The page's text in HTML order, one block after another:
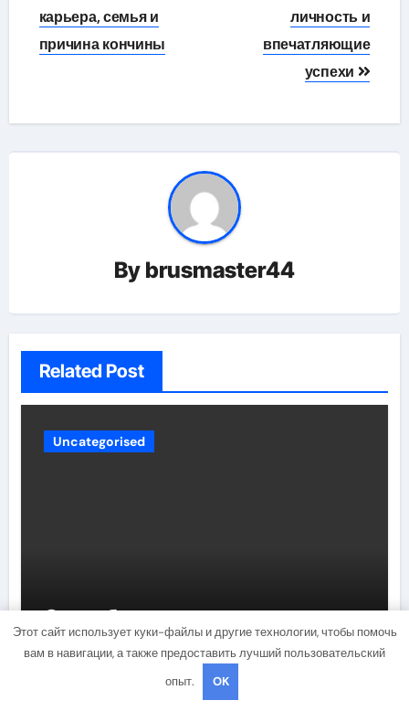
карьера, семья и
причина кончины
личность и
впечатляющие
успехи
By brusmaster44
Related Post
Uncategorised
Способы расчета расхода
теплоносителя для системы
отопления
brusmaster44 Ноя 4, 2024
Этот сайт использует куки-файлы и другие технологии, чтобы помочь
вам в навигации, а также предоставить лучший пользовательский
опыт.
OK